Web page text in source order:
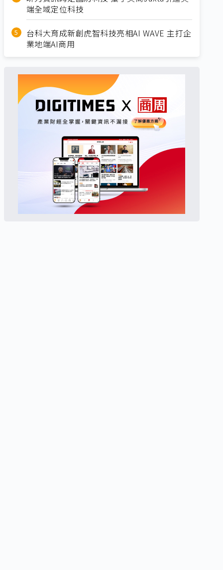
端全域定位科技
台科大育成新創虎智科技亮相AI WAVE 主打企
業地端AI商用